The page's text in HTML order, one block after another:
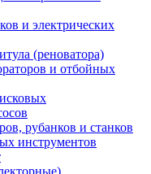
и электрических
(реноватора)
и отбойных
рубанков и станков
инструментов